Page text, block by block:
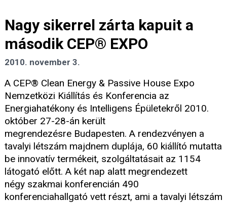
Nagy sikerrel zárta kapuit a
második CEP® EXPO
2010. november 3.
A CEP® Clean Energy & Passive House Expo
Nemzetközi Kiállítás és Konferencia az
Energiahatékony és Intelligens Épületekről 2010.
október 27-28-án került
megrendezésre Budapesten. A rendezvényen a
tavalyi létszám majdnem duplája, 60 kiállító mutatta
be innovatív termékeit, szolgáltatásait az 1154
látogató előtt. A két nap alatt megrendezett
négy szakmai konferencián 490
konferenciahallgató vett részt, ami a tavalyi létszám